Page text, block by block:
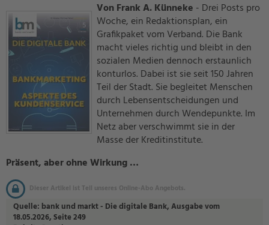
Von Frank A. Künneke - Drei Posts pro
Woche, ein Redaktionsplan, ein
Grafikpaket vom Verband. Die Bank
macht vieles richtig und bleibt in den
sozialen Medien dennoch erstaunlich
konturlos. Dabei ist sie seit 150 Jahren
Teil der Stadt. Sie begleitet Menschen
durch Lebensentscheidungen und
Unternehmen durch Wendepunkte. Im
Netz aber verschwimmt sie in der
Masse der Kreditinstitute.
Präsent, aber ohne Wirkung …
Dieser Artikel ist Teil unseres Online-Abo Angebots.
Quelle: bank und markt - Die digitale Bank, Ausgabe vom
18.05.2026, Seite 249